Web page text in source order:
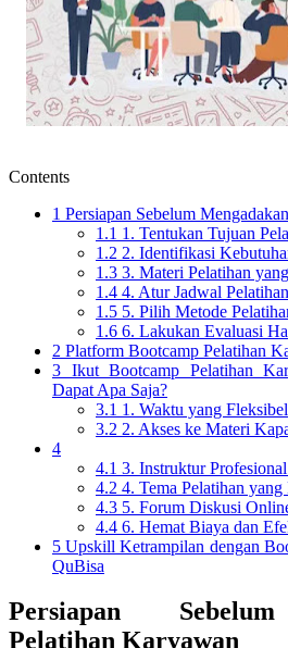
Contents
1 Persiapan Sebelum
1.1 1. Tentukan Tujuan
1.2 2. Identifikasi
1.3 3. Materi Pelatihan
1.4 4. Atur Jadwal
1.5 5. Pilih Metode
1.6 6. Lakukan Evaluasi
2 Platform Bootcamp Pelatihan
3 Ikut Bootcamp Pelatihan
Dapat Apa Saja?
3.1 1. Waktu yang Fleksibel
3.2 2. Akses ke Materi
4
4.1 3. Instruktur
4.2 4. Tema Pelatihan yang
4.3 5. Forum Diskusi
4.4 6. Hemat Biaya dan
5 Upskill Ketrampilan dengan
QuBisa
Persiapan
Pelatihan Karyawan